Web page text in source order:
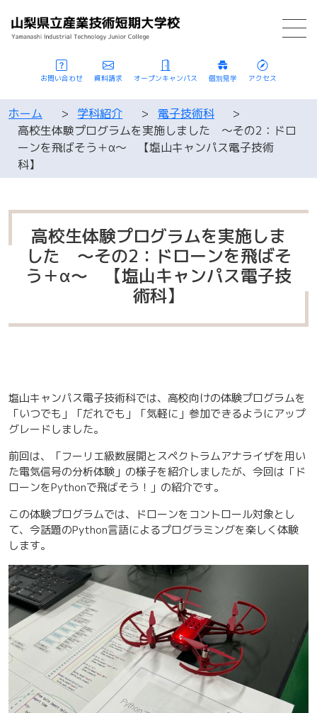
お問い合わせ 資料請求 オープンキャンパス 個別見学 アクセス
ホーム > 学科紹介 > 電子技術科
>
高校生体験プログラムを実施しました 〜その2：ドロ
ーンを飛ばそう＋α〜 【塩山キャンパス電子技術
科】
高校生体験プログラムを実施しま
した 〜その2：ドローンを飛ばそ
う＋α〜 【塩山キャンパス電子技
術科】
塩山キャンパス電子技術科では、高校向けの体験プログラムを
「いつでも」「だれでも」「気軽に」参加できるようにアップ
グレードしました。
前回は、「フーリエ級数展開とスペクトラムアナライザを用い
た電気信号の分析体験」の様子を紹介しましたが、今回は「ド
ローンをPythonで飛ばそう！」の紹介です。
この体験プログラムでは、ドローンをコントロール対象とし
て、今話題のPython言語によるプログラミングを楽しく体験
します。